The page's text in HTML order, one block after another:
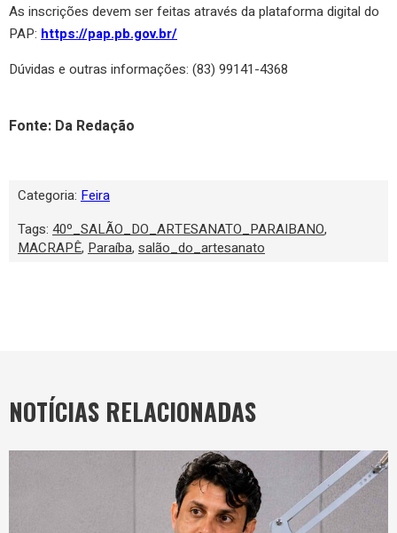
As inscrições devem ser feitas através da plataforma digital do
PAP: https://pap.pb.gov.br/
Dúvidas e outras informações: (83) 99141-4368
Fonte: Da Redação
Categoria: Feira
Tags: 40º_SALÃO_DO_ARTESANATO_PARAIBANO,
MACRAPÊ, Paraíba, salão_do_artesanato
NOTÍCIAS RELACIONADAS